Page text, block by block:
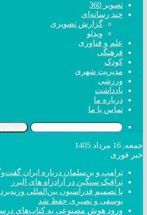
تصویر 360
چند رسانه‌ای
گزارش تصویری
ویدئو
علم و فناوری
فرهنگی
کودک
مدیریت شهری
ورزشی
یادداشت
درباره ما
تماس با ما
جمعه, 16 مرداد 1405
خبر فوری
ترامپ و بن‌سلمان درباره ایران
ترافیک سنگین در آزادراه های البرز
با تصمیم فدراسیون بین‌المللی
یوسفی و نصیری حفظ شد
ورود هوش مصنوعی به کتاب‌های